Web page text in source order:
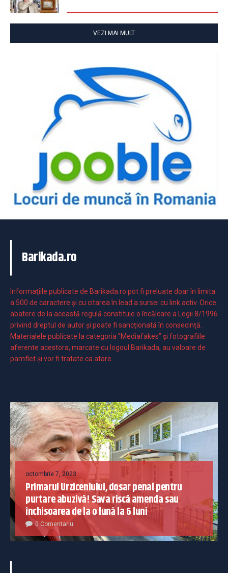
VEZI MAI MULT
Barikada.ro
Informaţiile publicate de Barikada.ro pot fi preluate doar în limita
a 500 de caractere şi cu citarea în lead a sursei cu link activ. Orice
abatere de la această regulă constituie o încălcare a Legii 8/1996
privind dreptul de autor și poate fi sancționată în consecință.
Materialele publicate la categoria ”Mediafakes” și fotografiile
aferente acestora, marcate cu logoul Barikada, au valoare de
pamflet și vor fi tratate ca atare.
octombrie 7, 2023
Primarul Urziceniului, dosar penal pentru
purtare abuzivă! Sava riscă amenda sau
închisoarea de la o lună la 6 luni
0 Comentariu